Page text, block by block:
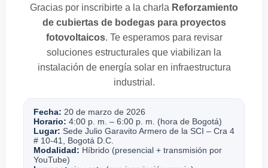
Gracias por inscribirte a la charla Reforzamiento
de cubiertas de bodegas para proyectos
fotovoltaicos. Te esperamos para revisar
soluciones estructurales que viabilizan la
instalación de energía solar en infraestructura
industrial.
Fecha: 20 de marzo de 2026
Horario: 4:00 p. m. – 6:00 p. m. (hora de Bogotá)
Lugar: Sede Julio Garavito Armero de la SCI – Cra 4
# 10-41, Bogotá D.C.
Modalidad: Híbrido (presencial + transmisión por
YouTube)